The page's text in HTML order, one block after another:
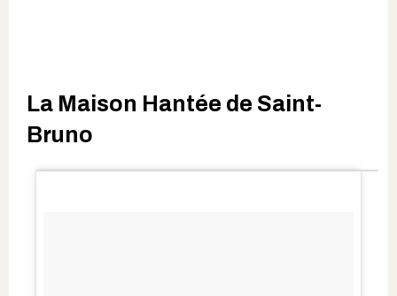
La Maison Hantée de Saint-
Bruno